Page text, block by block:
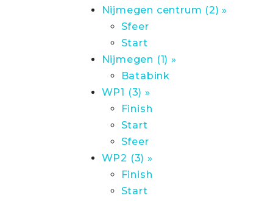
Nijmegen centrum (2) »
Sfeer
Start
Nijmegen (1) »
Batabink
WP1 (3) »
Finish
Start
Sfeer
WP2 (3) »
Finish
Start